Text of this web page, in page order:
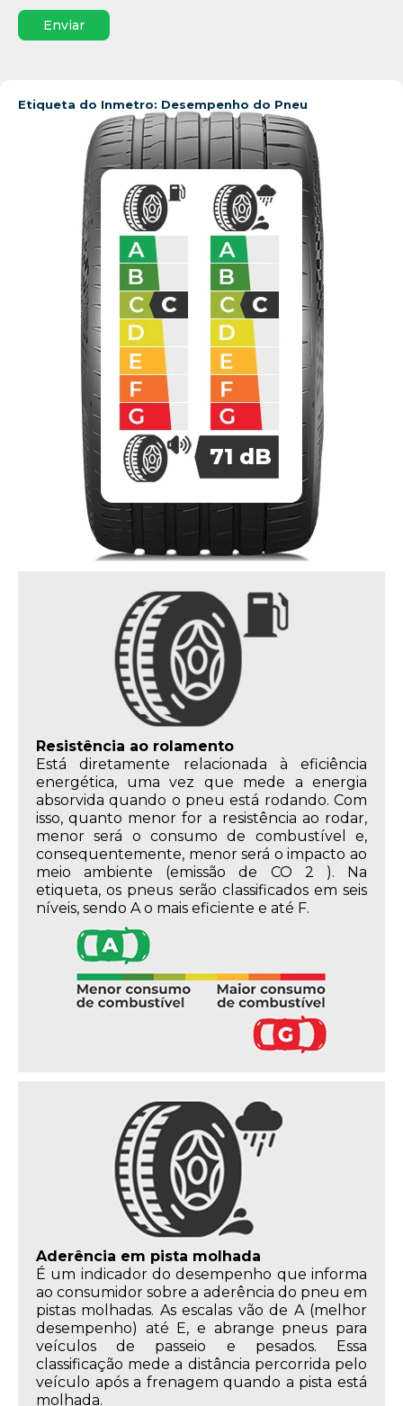
Enviar
Etiqueta do Inmetro: Desempenho do Pneu
C C
71 dB
Resistência ao rolamento
Está diretamente relacionada à eficiência
energética, uma vez que mede a energia
absorvida quando o pneu está rodando. Com
isso, quanto menor for a resistência ao rodar,
menor será o consumo de combustível e,
consequentemente, menor será o impacto ao
meio ambiente (emissão de CO 2 ). Na
etiqueta, os pneus serão classificados em seis
níveis, sendo A o mais eficiente e até F.
Aderência em pista molhada
É um indicador do desempenho que informa
ao consumidor sobre a aderência do pneu em
pistas molhadas. As escalas vão de A (melhor
desempenho) até E, e abrange pneus para
veículos de passeio e pesados. Essa
classificação mede a distância percorrida pelo
veículo após a frenagem quando a pista está
molhada.